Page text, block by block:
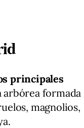
principales
arbórea formada
magnolios,